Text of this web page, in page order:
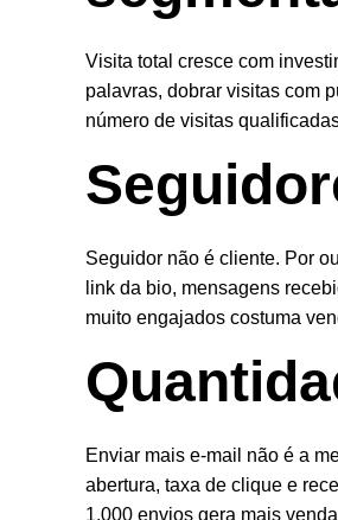
Visita total cresce com
palavras, dobrar visitas com
número de visitas
Seguidor não é cliente. Por
link da bio, mensagens
muito engajados costuma
Enviar mais e-mail não é a
abertura, taxa de clique e
1.000 envios gera mais